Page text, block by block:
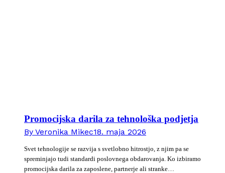
Promocijska darila za tehnološka podjetja
By Veronika Mikec18. maja 2026
Svet tehnologije se razvija s svetlobno hitrostjo, z njim pa se
spreminjajo tudi standardi poslovnega obdarovanja. Ko izbiramo
promocijska darila za zaposlene, partnerje ali stranke…